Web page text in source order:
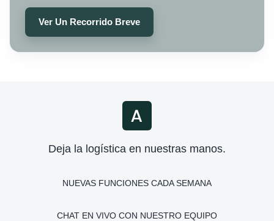
Ver Un Recorrido Breve
Deja la logística en nuestras manos.
NUEVAS FUNCIONES CADA SEMANA
CHAT EN VIVO CON NUESTRO EQUIPO